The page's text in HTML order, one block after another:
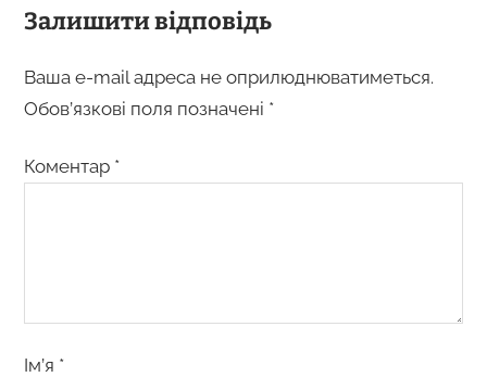
Залишити відповідь
Ваша e-mail адреса не оприлюднюватиметься.
Обов’язкові поля позначені *
Коментар *
Ім’я *